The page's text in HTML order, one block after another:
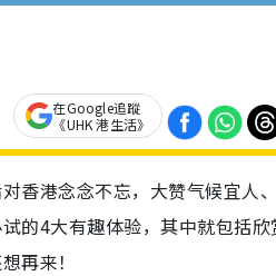
在Google追蹤
《UHK 港生活》
香港念念不忘，大赞气候宜人
的4大有趣体验，其中就包括欣
再来！